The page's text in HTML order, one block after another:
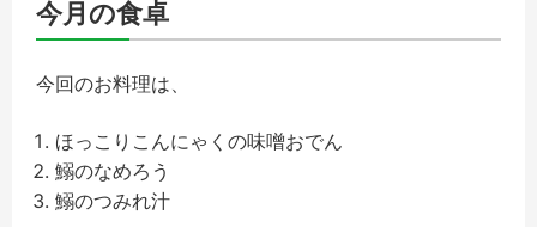
今月の食卓
今回のお料理は、
ほっこりこんにゃくの味噌おでん
鰯のなめろう
鰯のつみれ汁